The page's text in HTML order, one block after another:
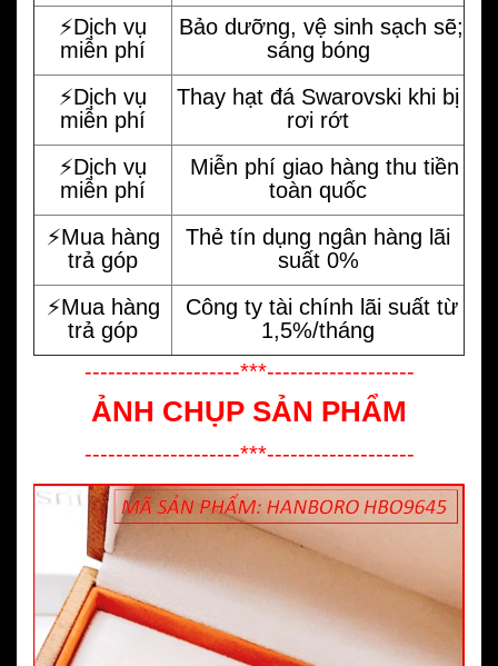
⚡️Dịch vụ
miễn phí
Bảo dưỡng, vệ sinh sạch sẽ;
sáng bóng
⚡️Dịch vụ
miễn phí
Thay hạt đá Swarovski khi bị
rơi rớt
⚡️Dịch vụ
miễn phí
Miễn phí giao hàng thu tiền
toàn quốc
⚡️Mua hàng
trả góp
Thẻ tín dụng ngân hàng lãi
suất 0%
⚡️Mua hàng
trả góp
Công ty tài chính lãi suất từ
1,5%/tháng
--------------------***-------------------
ẢNH CHỤP SẢN PHẨM
--------------------***-------------------